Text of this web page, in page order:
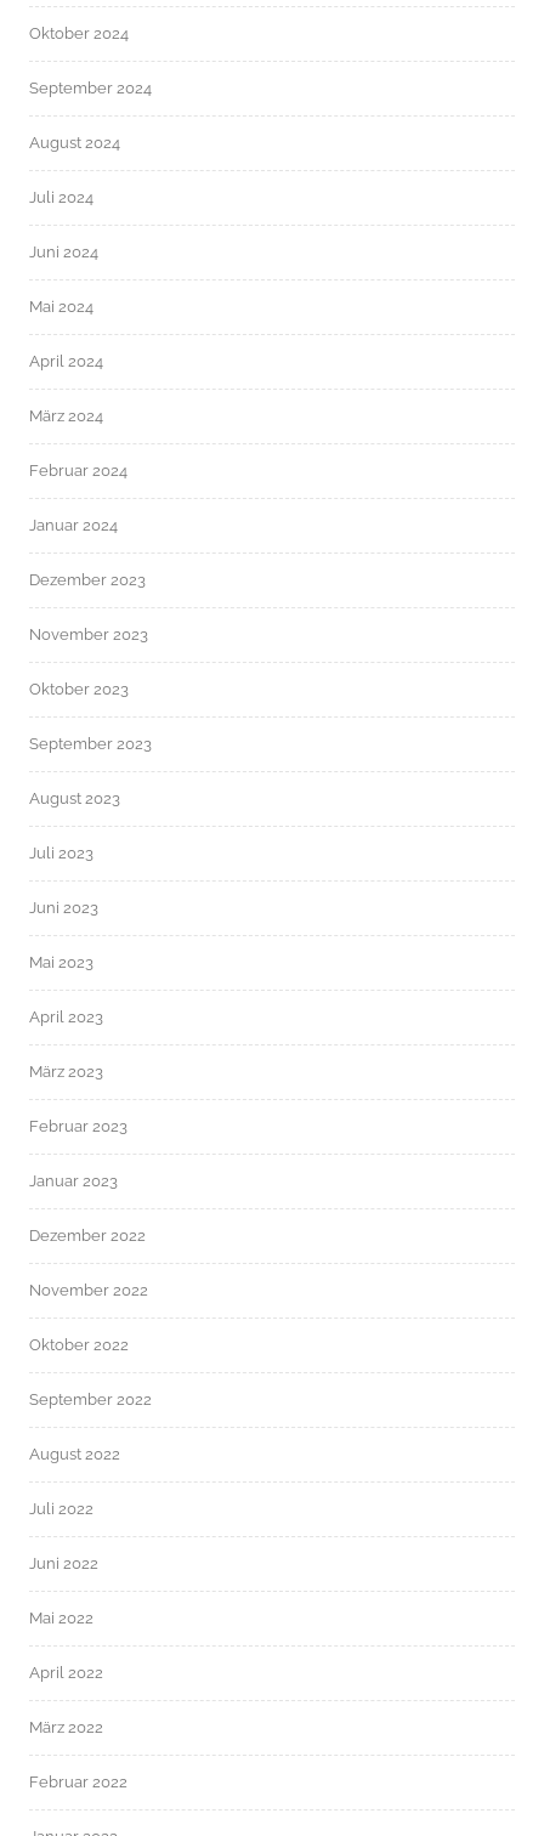
Oktober 2024
September 2024
August 2024
Juli 2024
Juni 2024
Mai 2024
April 2024
März 2024
Februar 2024
Januar 2024
Dezember 2023
November 2023
Oktober 2023
September 2023
August 2023
Juli 2023
Juni 2023
Mai 2023
April 2023
März 2023
Februar 2023
Januar 2023
Dezember 2022
November 2022
Oktober 2022
September 2022
August 2022
Juli 2022
Juni 2022
Mai 2022
April 2022
März 2022
Februar 2022